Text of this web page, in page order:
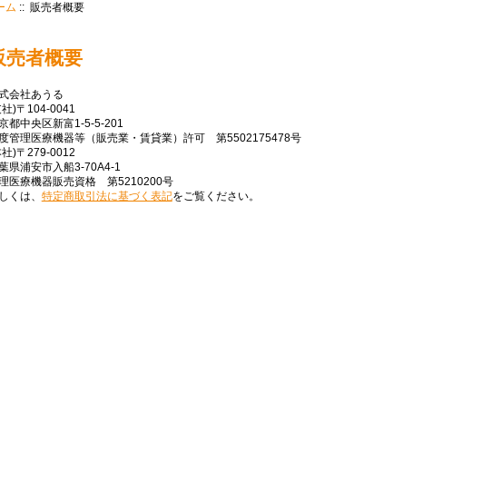
ム :: 販売者概要
売者概要
会社あうる
)〒104-0041
都中央区新富1-5-5-201
管理医療機器等（販売業・賃貸業）許可 第5502175478号
社)〒279-0012
県浦安市入船3-70A4-1
医療機器販売資格 第5210200号
くは、 特定商取引法に基づく表記をご覧ください。